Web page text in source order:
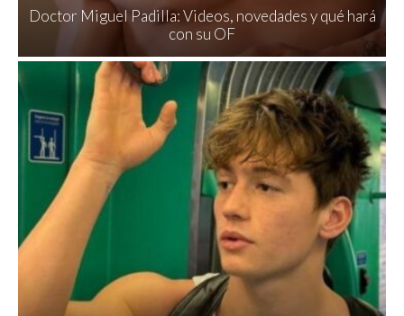
Doctor Miguel Padilla: Videos, novedades y qué hará
con su OF